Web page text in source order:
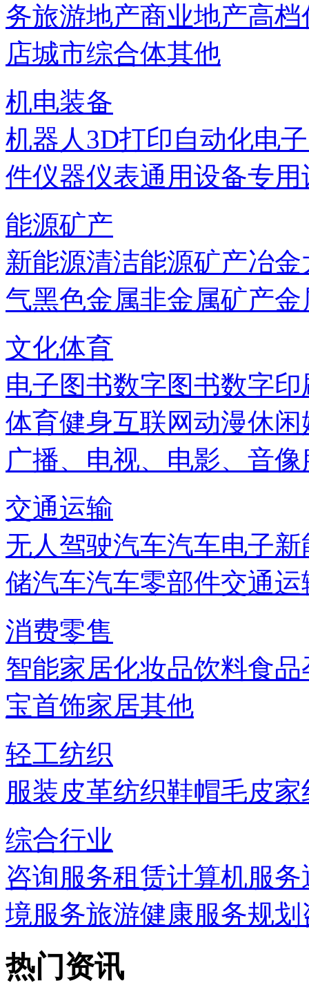
务旅游地产商业地产高档
店城市综合体其他
机电装备
机器人3D打印自动化电
件仪器仪表通用设备专用
能源矿产
新能源清洁能源矿产冶金
气黑色金属非金属矿产金
文化体育
电子图书数字图书数字印
体育健身互联网动漫休闲
广播、电视、电影、音像
交通运输
无人驾驶汽车汽车电子新
储汽车汽车零部件交通
消费零售
智能家居化妆品饮料食品
宝首饰家居其他
轻工纺织
服装皮革纺织鞋帽毛皮家
综合行业
咨询服务租赁计算机服务
境服务旅游健康服务规划
热门资讯